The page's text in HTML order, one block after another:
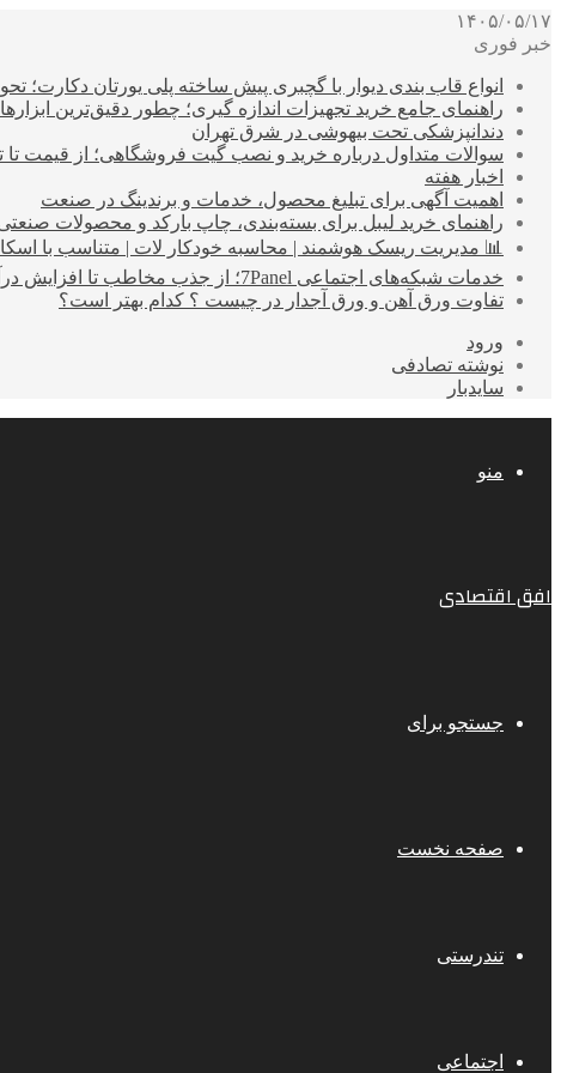
۱۴۰۵/۰۵/۱۷
خبر فوری
انواع قاب بندی دیوار با گچبری پیش ساخته پلی یورتان
راهنمای جامع خرید تجهیزات اندازه گیری؛ چطور دقیق‌ترین ابزارها
دندانپزشکی تحت بیهوشی در شرق تهران
سوالات متداول درباره خرید و نصب گیت فروشگاهی؛ از قیمت
اخبار هفته
اهمیت آگهی برای تبلیغ محصول، خدمات و برندینگ در صنعت
راهنمای خرید لیبل برای بسته‌بندی، چاپ بارکد و محصولات
📊 مدیریت ریسک هوشمند | محاسبه خودکار لات | متناسب با
خدمات شبکه‌های اجتماعی 7Panel؛ از جذب مخاطب تا افزایش درآمد
تفاوت ورق آهن و ورق آجدار در چیست ؟ کدام بهتر است؟
ورود
نوشته تصادفی
سایدبار
منو
افق اقتصادی
جستجو برای
صفحه نخست
تندرستی
اجتماعی